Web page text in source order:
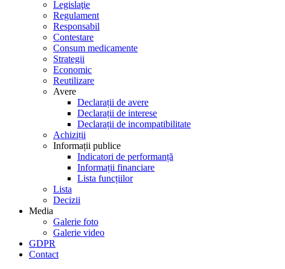
Legislaţie
Regulament
Responsabil
Contestare
Consum medicamente
Strategii
Economic
Reutilizare
Avere
Declarații de avere
Declarații de interese
Declarații de incompatibilitate
Achiziții
Informații publice
Indicatori de performanță
Informații financiare
Lista funcțiilor
Lista
Decizii
Media
Galerie foto
Galerie video
GDPR
Contact